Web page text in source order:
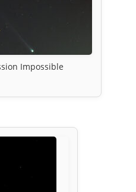
Impossible